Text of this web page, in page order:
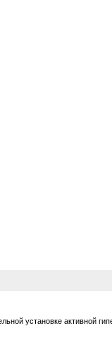
установке активной